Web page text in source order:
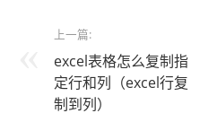
上一篇:
excel表格怎么复制指
定行和列（excel行复
制到列）